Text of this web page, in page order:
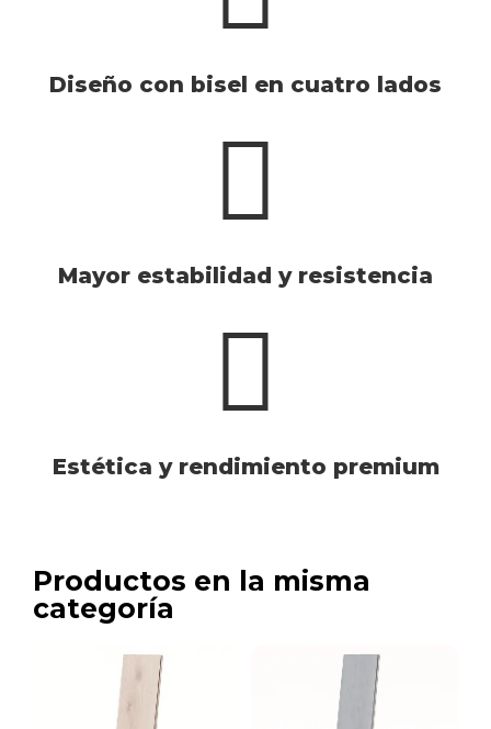
Diseño con bisel en cuatro lados
Mayor estabilidad y resistencia
Estética y rendimiento premium
Productos en la misma
categoría